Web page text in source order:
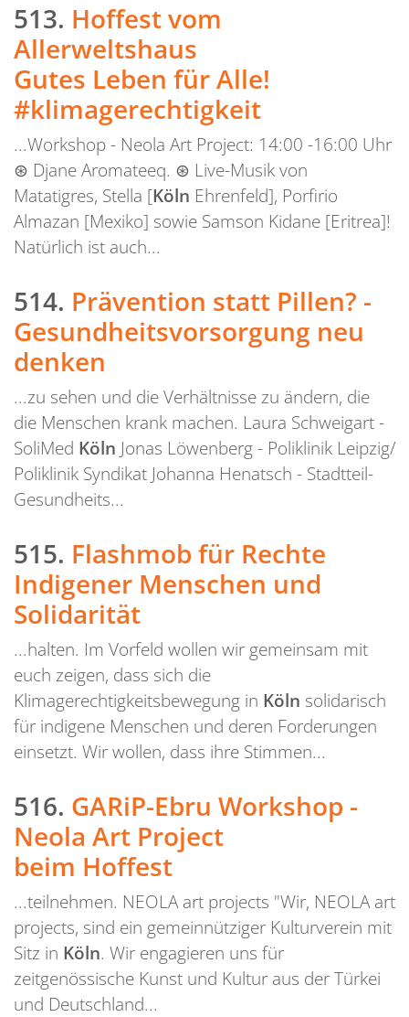
513. Hoffest vom
Allerweltshaus
Gutes Leben für Alle!
#klimagerechtigkeit
...Workshop - Neola Art Project: 14:00 -16:00 Uhr
⊛ Djane Aromateeq. ⊛ Live-Musik von
Matatigres, Stella [Köln Ehrenfeld], Porfirio
Almazan [Mexiko] sowie Samson Kidane [Eritrea]!
Natürlich ist auch...
514. Prävention statt Pillen? -
Gesundheitsvorsorgung neu
denken
...zu sehen und die Verhältnisse zu ändern, die
die Menschen krank machen. Laura Schweigart -
SoliMed Köln Jonas Löwenberg - Poliklinik Leipzig/
Poliklinik Syndikat Johanna Henatsch - Stadtteil-
Gesundheits...
515. Flashmob für Rechte
Indigener Menschen und
Solidarität
...halten. Im Vorfeld wollen wir gemeinsam mit
euch zeigen, dass sich die
Klimagerechtigkeitsbewegung in Köln solidarisch
für indigene Menschen und deren Forderungen
einsetzt. Wir wollen, dass ihre Stimmen...
516. GARiP-Ebru Workshop -
Neola Art Project
beim Hoffest
...teilnehmen. NEOLA art projects "Wir, NEOLA art
projects, sind ein gemeinnütziger Kulturverein mit
Sitz in Köln. Wir engagieren uns für
zeitgenössische Kunst und Kultur aus der Türkei
und Deutschland...